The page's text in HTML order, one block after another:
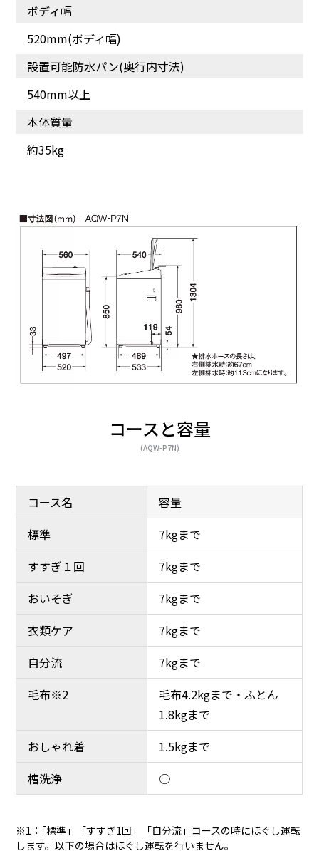
仕上がりをキレイに[W糸
くずフィルター]
りもみ洗い[3Dアクティブ
洗浄]
ボディ幅
520mm(ボディ幅)
設置可能防水パン(奥行内寸法)
540mm以上
本体質量
約35kg
コースと容量
(AQW-P7N)
コース名
容量
標準
7kgまで
すすぎ１回
7kgまで
おいそぎ
7kgまで
衣類ケア
7kgまで
自分流
7kgまで
毛布※2
毛布4.2kgまで・ふとん
1.8kgまで
おしゃれ着
1.5kgまで
槽洗浄
○
※1：｢標準」「すすぎ1回」「自分流」コースの時にほぐし運転
します。以下の場合はほぐし運転を行いません。